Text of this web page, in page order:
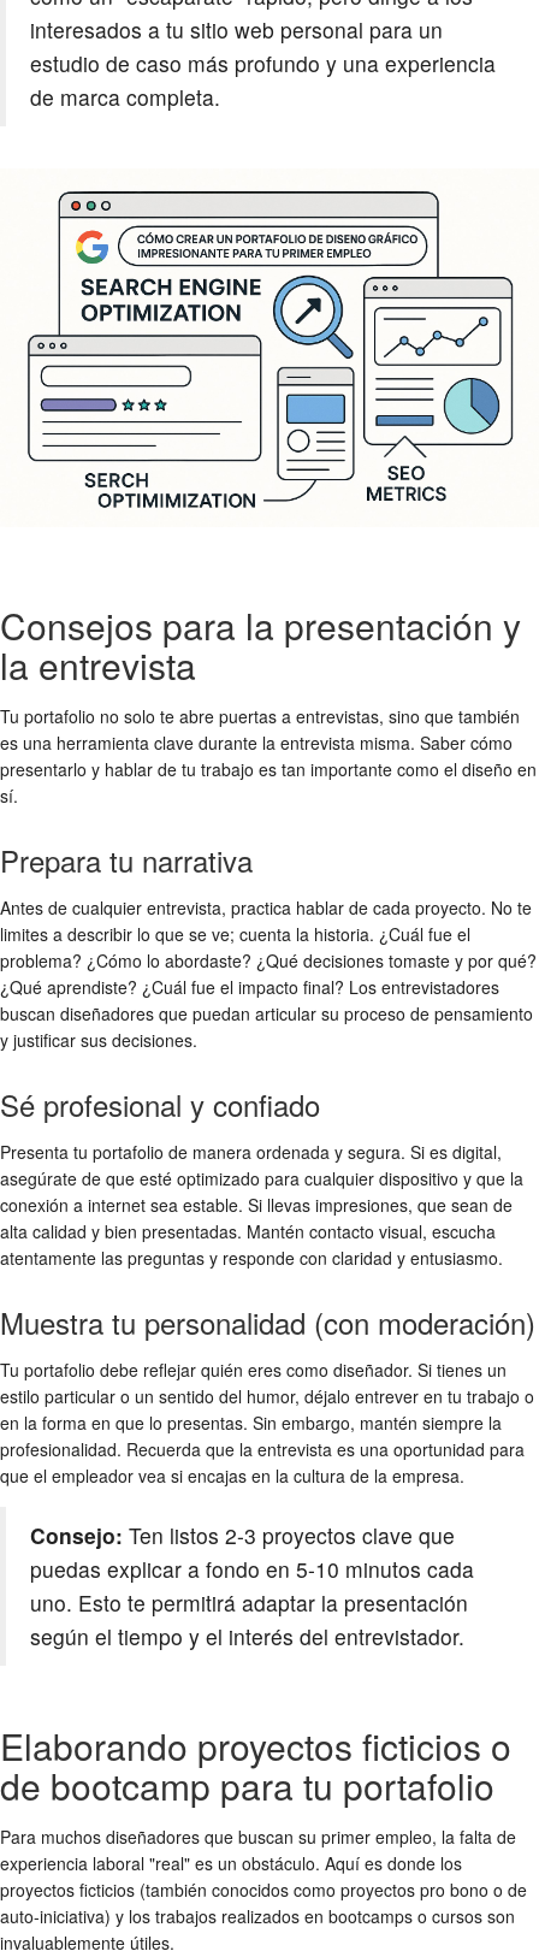
interesados a tu sitio web personal para un
estudio de caso más profundo y una experiencia
de marca completa.
Consejos para la presentación y
la entrevista
Tu portafolio no solo te abre puertas a entrevistas, sino que también
es una herramienta clave durante la entrevista misma. Saber cómo
presentarlo y hablar de tu trabajo es tan importante como el diseño en
sí.
Prepara tu narrativa
Antes de cualquier entrevista, practica hablar de cada proyecto. No te
limites a describir lo que se ve; cuenta la historia. ¿Cuál fue el
problema? ¿Cómo lo abordaste? ¿Qué decisiones tomaste y por qué?
¿Qué aprendiste? ¿Cuál fue el impacto final? Los entrevistadores
buscan diseñadores que puedan articular su proceso de pensamiento
y justificar sus decisiones.
Sé profesional y confiado
Presenta tu portafolio de manera ordenada y segura. Si es digital,
asegúrate de que esté optimizado para cualquier dispositivo y que la
conexión a internet sea estable. Si llevas impresiones, que sean de
alta calidad y bien presentadas. Mantén contacto visual, escucha
atentamente las preguntas y responde con claridad y entusiasmo.
Muestra tu personalidad (con moderación)
Tu portafolio debe reflejar quién eres como diseñador. Si tienes un
estilo particular o un sentido del humor, déjalo entrever en tu trabajo o
en la forma en que lo presentas. Sin embargo, mantén siempre la
profesionalidad. Recuerda que la entrevista es una oportunidad para
que el empleador vea si encajas en la cultura de la empresa.
Consejo: Ten listos 2-3 proyectos clave que
puedas explicar a fondo en 5-10 minutos cada
uno. Esto te permitirá adaptar la presentación
según el tiempo y el interés del entrevistador.
Elaborando proyectos ficticios o
de bootcamp para tu portafolio
Para muchos diseñadores que buscan su primer empleo, la falta de
experiencia laboral "real" es un obstáculo. Aquí es donde los
proyectos ficticios (también conocidos como proyectos pro bono o de
auto-iniciativa) y los trabajos realizados en bootcamps o cursos son
invaluablemente útiles.